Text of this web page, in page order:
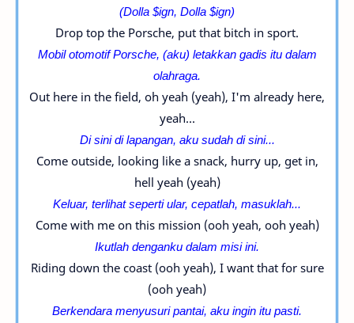
(Dolla $ign, Dolla $ign)
Drop top the Porsche, put that bitch in sport.
MobilotomotifPorsche, (aku) letakkan gadis itu dalam
olahraga.
Out here in the field, oh yeah (yeah), I'm already here,
yeah...
Di sini di lapangan, aku sudah di sini...
Come outside, looking like a snack, hurry up, get in,
hell yeah (yeah)
Keluar, terlihat seperti ular, cepatlah, masuklah...
Come with me on this mission (ooh yeah, ooh yeah)
Ikutlah denganku dalam misi ini.
Riding down the coast (ooh yeah), I want that for sure
(ooh yeah)
Berkendara menyusuri pantai, aku ingin itu pasti.